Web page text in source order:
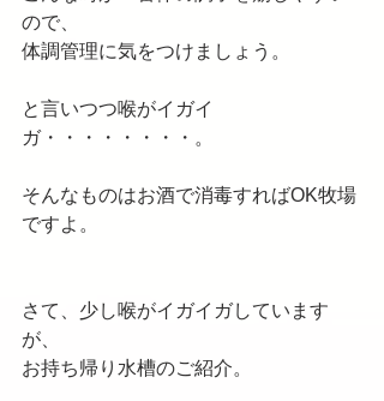
ので、
体調管理に気をつけましょう。
と言いつつ喉がイガイ
ガ・・・・・・・・。
そんなものはお酒で消毒すればOK牧場
ですよ。
さて、少し喉がイガイガしています
が、
お持ち帰り水槽のご紹介。